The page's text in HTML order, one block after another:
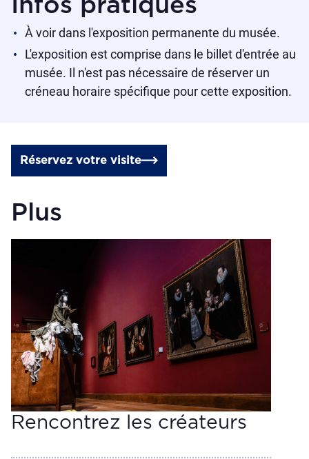
Infos pratiques
À voir dans l'exposition permanente du musée.
L'exposition est comprise dans le billet d'entrée au
musée. Il n'est pas nécessaire de réserver un
créneau horaire spécifique pour cette exposition.
Réservez votre visite
Plus
Rencontrez les créateurs